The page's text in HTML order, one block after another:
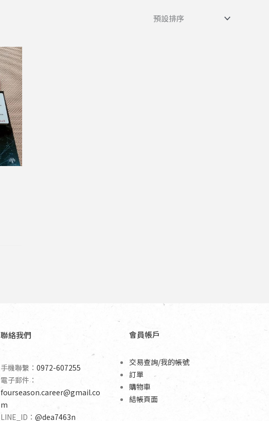
聯絡我們
手機聯繫： 0972-607255
電子郵件：
fourseason.career@gmail.co
m
LINE_ID： @dea7463n
會員帳戶
交易查詢/我的帳號
訂單
購物車
結帳頁面